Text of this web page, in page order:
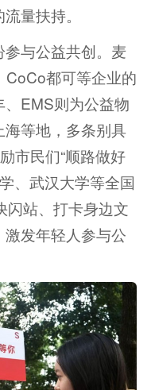
量扶持。
与公益共创。麦
都可等企业的
EMS则为公益物
等地，多条别具
市民们“顺路做好
、武汉大学等全国
闪站、打卡身边文
发年轻人参与公